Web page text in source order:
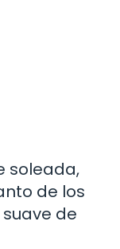
soleada,
de los
de